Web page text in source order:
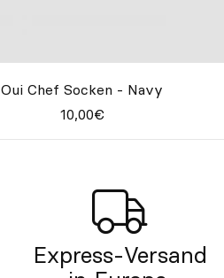
Oui Chef Socken - Navy
10,00€
Express-Versand